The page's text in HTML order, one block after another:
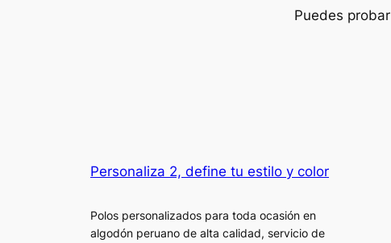
Puedes probar
Personaliza 2, define tu estilo y color
Polos personalizados para toda ocasión en
algodón peruano de alta calidad, servicio de